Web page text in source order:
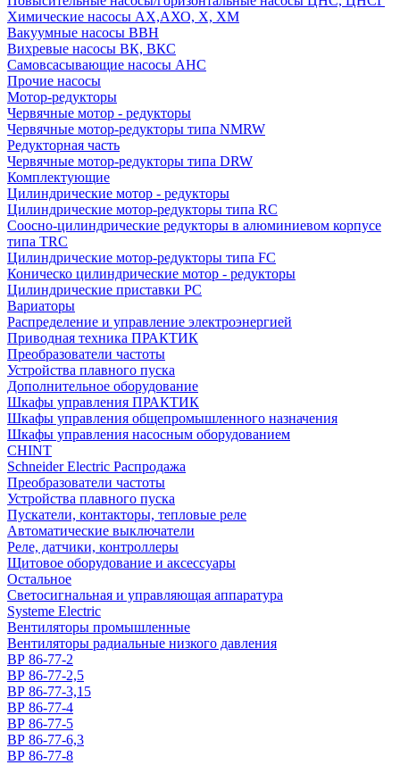
Химические насосы АХ,АХО, Х, ХМ
Вакуумные насосы ВВН
Вихревые насосы ВК, ВКС
Самовсасывающие насосы АНС
Прочие насосы
Мотор-редукторы
Червячные мотор - редукторы
Червячные мотор-редукторы типа NMRW
Редукторная часть
Червячные мотор-редукторы типа DRW
Комплектующие
Цилиндрические мотор - редукторы
Цилиндрические мотор-редукторы типа RC
Соосно-цилиндрические редукторы в алюминиевом корпусе
типа TRC
Цилиндрические мотор-редукторы типа FC
Коническо цилиндрические мотор - редукторы
Цилиндрические приставки PC
Вариаторы
Распределение и управление электроэнергией
Приводная техника ПРАКТИК
Преобразователи частоты
Устройства плавного пуска
Дополнительное оборудование
Шкафы управления ПРАКТИК
Шкафы управления общепромышленного назначения
Шкафы управления насосным оборудованием
CHINT
Schneider Electric Распродажа
Преобразователи частоты
Устройства плавного пуска
Пускатели, контакторы, тепловые реле
Автоматические выключатели
Реле, датчики, контроллеры
Щитовое оборудование и аксессуары
Остальное
Светосигнальная и управляющая аппаратура
Systeme Electric
Вентиляторы промышленные
Вентиляторы радиальные низкого давления
ВР 86-77-2
ВР 86-77-2,5
ВР 86-77-3,15
ВР 86-77-4
ВР 86-77-5
ВР 86-77-6,3
ВР 86-77-8